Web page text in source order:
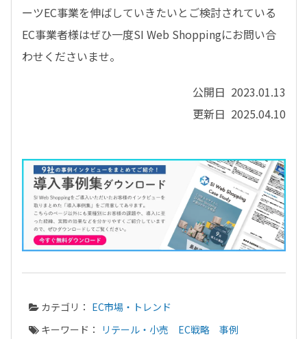
ーツEC事業を伸ばしていきたいとご検討されている
EC事業者様はぜひ一度SI Web Shoppingにお問い合
わせくださいませ。
公開日 2023.01.13
更新日 2025.04.10
カテゴリ： EC市場・トレンド
キーワード：
リテール・小売 EC戦略 事例